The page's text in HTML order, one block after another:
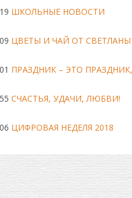
ШКОЛЬНЫЕ НОВОСТИ
ЦВЕТЫ И ЧАЙ ОТ
ПРАЗДНИК – ЭТО
СЧАСТЬЯ, УДАЧИ, ЛЮБВИ!
ЦИФРОВАЯ НЕДЕЛЯ 2018